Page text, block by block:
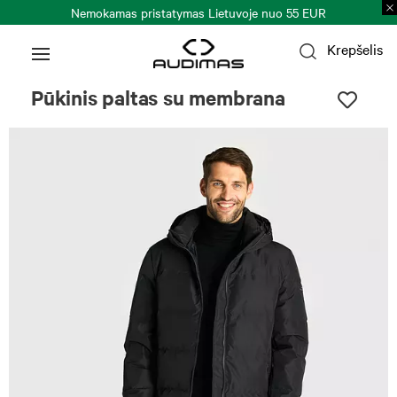
Nemokamas pristatymas Lietuvoje nuo 55 EUR
Krepšelis
Pūkinis paltas su membrana